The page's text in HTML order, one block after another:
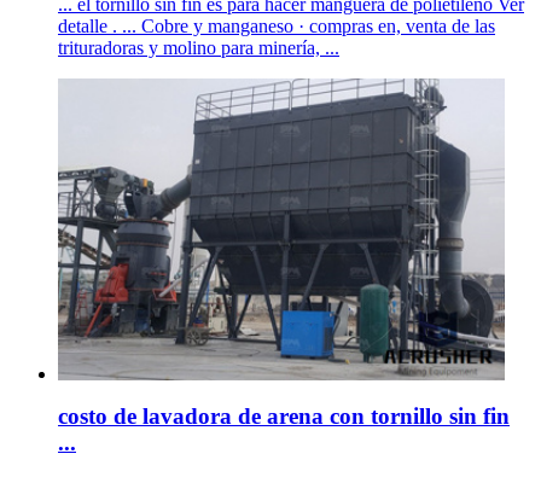
... el tornillo sin fin es para hacer manguera de polietileno Ver
detalle . ... Cobre y manganeso · compras en, venta de las
trituradoras y molino para minería, ...
costo de lavadora de arena con tornillo sin fin
...